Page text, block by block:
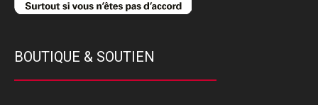
BOUTIQUE & SOUTIEN